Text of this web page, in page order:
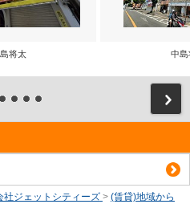
将太 中島
社ジェットシティーズ > (賃貸)地域から